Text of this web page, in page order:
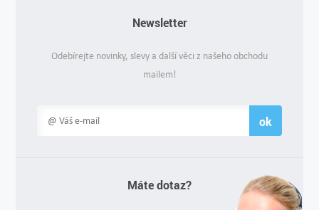
Newsletter
Odebírejte novinky, slevy a další věci z našeho obchodu
mailem!
ok
Máte dotaz?